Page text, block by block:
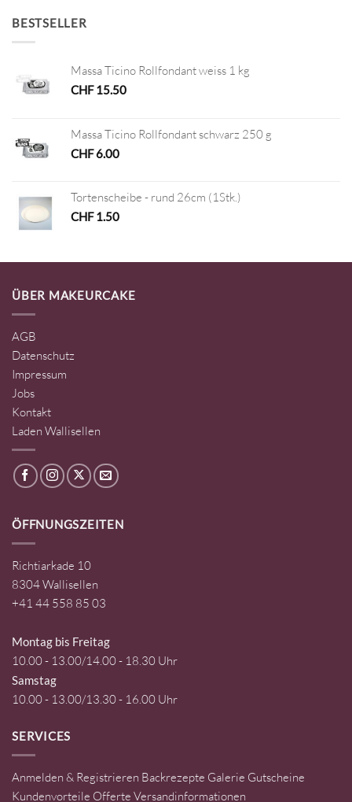
BESTSELLER
Massa Ticino Rollfondant weiss 1 kg
CHF15.50
Massa Ticino Rollfondant schwarz 250 g
CHF6.00
Tortenscheibe - rund 26cm (1Stk.)
CHF1.50
ÜBER MAKEURCAKE
AGB
Datenschutz
Impressum
Jobs
Kontakt
Laden Wallisellen
ÖFFNUNGSZEITEN
Richtiarkade 10
8304 Wallisellen
+41 44 558 85 03
Montag bis Freitag
10.00 - 13.00/14.00 - 18.30 Uhr
Samstag
10.00 - 13.00/13.30 - 16.00 Uhr
SERVICES
Anmelden & Registrieren Backrezepte Galerie Gutscheine
Kundenvorteile Offerte Versandinformationen